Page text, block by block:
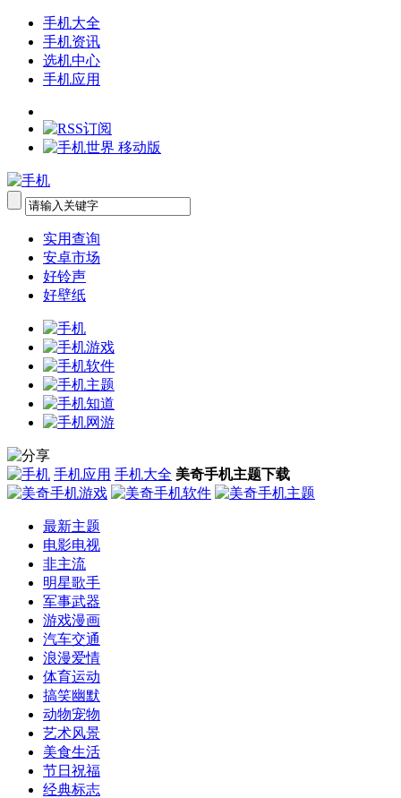
手机大全
手机资讯
选机中心
手机应用
实用查询
安卓市场
好铃声
好壁纸
手机应用 手机大全 美奇手机主题下载
最新主题
电影电视
非主流
明星歌手
军事武器
游戏漫画
汽车交通
浪漫爱情
体育运动
搞笑幽默
动物宠物
艺术风景
美食生活
节日祝福
经典标志